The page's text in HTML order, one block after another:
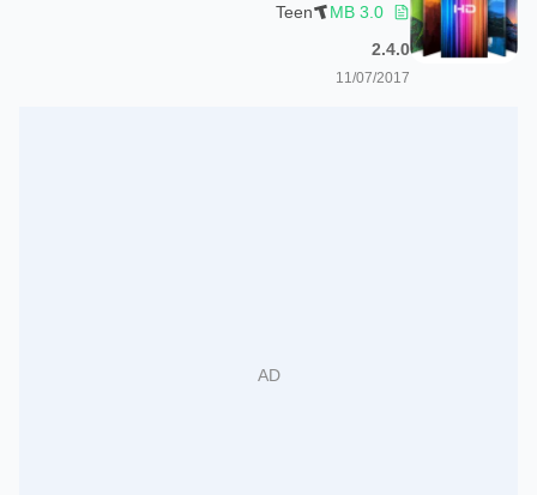
3.0 MB
Teen
2.4.0
11/07/2017